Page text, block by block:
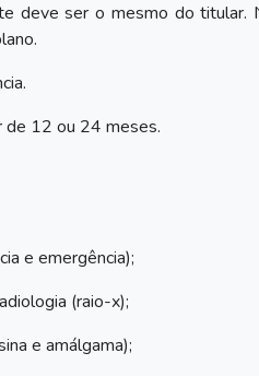
deve ser o mesmo do titular.
de 12 ou 24 meses.
e emergência);
(raio-x);
e amálgama);